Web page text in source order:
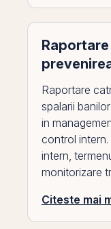
Raportare
spalarii
in
control
intern,
monitorizare
Citeste mai